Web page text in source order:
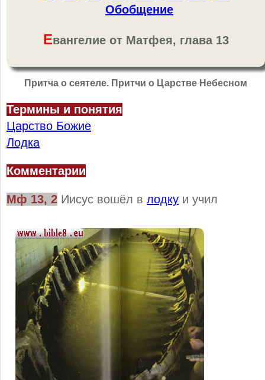
Обобщение
Евангелие от Матфея, глава 13
Притча о сеятеле. Притчи о Царстве Небесном
Термины и понятия
Царство Божие
Лодка
Комментарии
Мф 13, 2 Иисус вошёл в лодку и учил